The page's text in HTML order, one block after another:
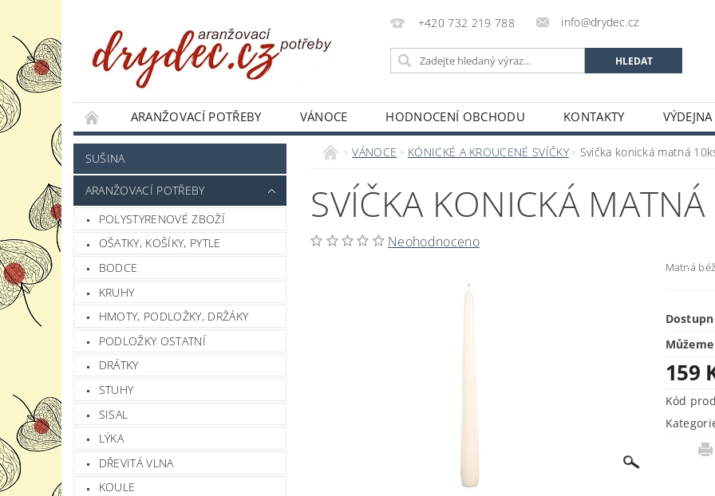
+420 732 219 788 info@drydec.cz
ARANŽOVACÍ POTŘEBY VÁNOCE HODNOCENÍ OBCHODU KONTAKTY
JAK NAKUPOVAT
PODMÍNKY OCHRANY OSOBNÍCH ÚDAJŮ OBCHODNÍ PODMÍNKY
SUŠINA
ARANŽOVACÍ POTŘEBY
POLYSTYRENOVÉ ZBOŽÍ
OŠATKY, KOŠÍKY, PYTLE
BODCE
KRUHY
HMOTY, PODLOŽKY, DRŽÁKY
PODLOŽKY OSTATNÍ
DRÁTKY
STUHY
SISAL
LÝKA
DŘEVITÁ VLNA
KOULE
VÁNOCE KÓNICKÉ A KROUCENÉ SVÍČKY Svíčka konická matná
SVÍČKA KONICKÁ
Neohodnoceno
Matná
159
Kód